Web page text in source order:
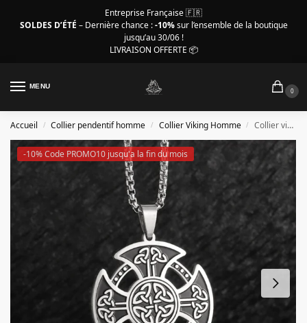
Entreprise Française 🇫🇷
SOLDES D’ÉTÉ – Dernière chance :-10%sur l’ensemble de la boutique
jusqu’au 30/06 !
LIVRAISON OFFERTE 📦
MENU
0
Accueil / Collier pendentif homme / Collier Viking Homme / Collier viking pour homme, bouclier nœud celtique
-10% Code PROMO10 jusqu'a la fin du mois